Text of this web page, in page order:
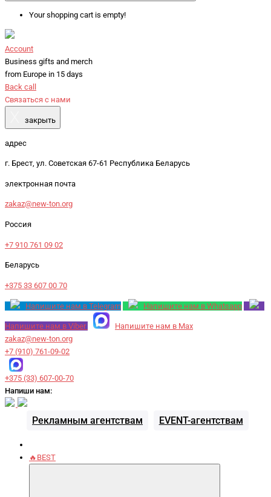
Your shopping cart is empty!
Account
Business gifts and merch
from Europe in 15 days
Back call
Связаться с нами
закрыть
адрес
г. Брест, ул. Советская 67-61 Республика Беларусь
электронная почта
zakaz@new-ton.org
Россия
+7 910 761 09 02
Беларусь
+375 33 607 00 70
Напишите нам в Telegram Напишите нам в Whatsapp
Напишите нам в Viber
Напишите нам в Max
zakaz@new-ton.org
+7 (910) 761-09-02
+375 (33) 607-00-70
Напиши нам:
Рекламным агентствам EVENT-агентствам
🔥BEST